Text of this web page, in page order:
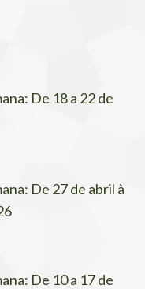
De 18 a 22 de
De 27 de abril à
De 10 a 17 de